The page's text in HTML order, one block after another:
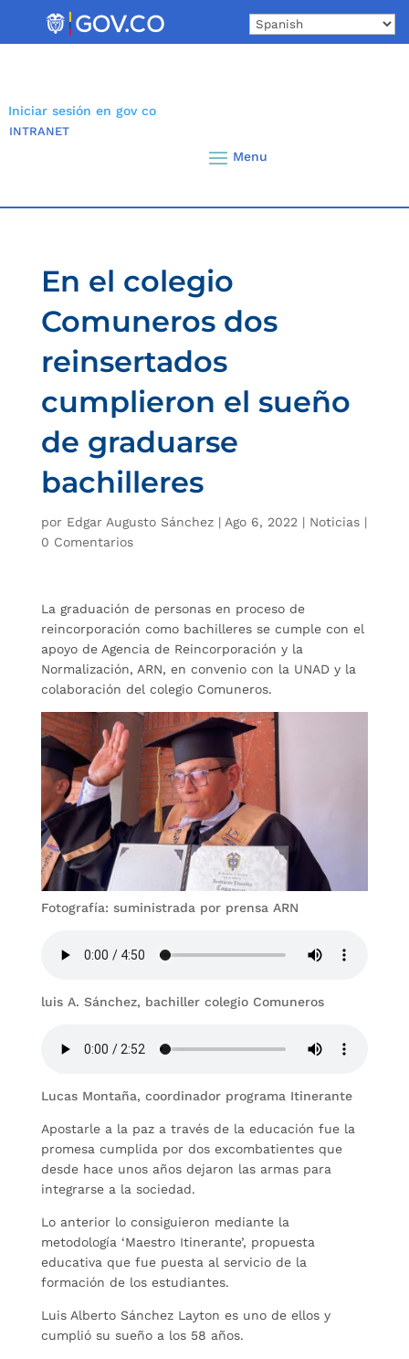
Iniciar sesión en gov co
INTRANET
En el colegio
Comuneros dos
reinsertados
cumplieron el sueño
de graduarse
bachilleres
por Edgar Augusto Sánchez| Ago 6, 2022 | Noticias|
0 Comentarios
La graduación de personas en proceso de
reincorporación como bachilleres se cumple con el
apoyo de Agencia de Reincorporación y la
Normalización, ARN, en convenio con la UNAD y la
colaboración del colegio Comuneros.
Fotografía: suministrada por prensa ARN
luis A. Sánchez, bachiller colegio Comuneros
Lucas Montaña, coordinador programa Itinerante
Apostarle a la paz a través de la educación fue la
promesa cumplida por dos excombatientes que
desde hace unos años dejaron las armas para
integrarse a la sociedad.
Lo anterior lo consiguieron mediante la
metodología ‘Maestro Itinerante’, propuesta
educativa que fue puesta al servicio de la
formación de los estudiantes.
Luis Alberto Sánchez Layton es uno de ellos y
cumplió su sueño a los 58 años.